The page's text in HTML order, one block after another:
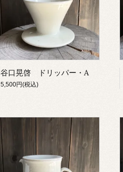
谷口晃啓 ドリッパー・A
5,500円(税込)